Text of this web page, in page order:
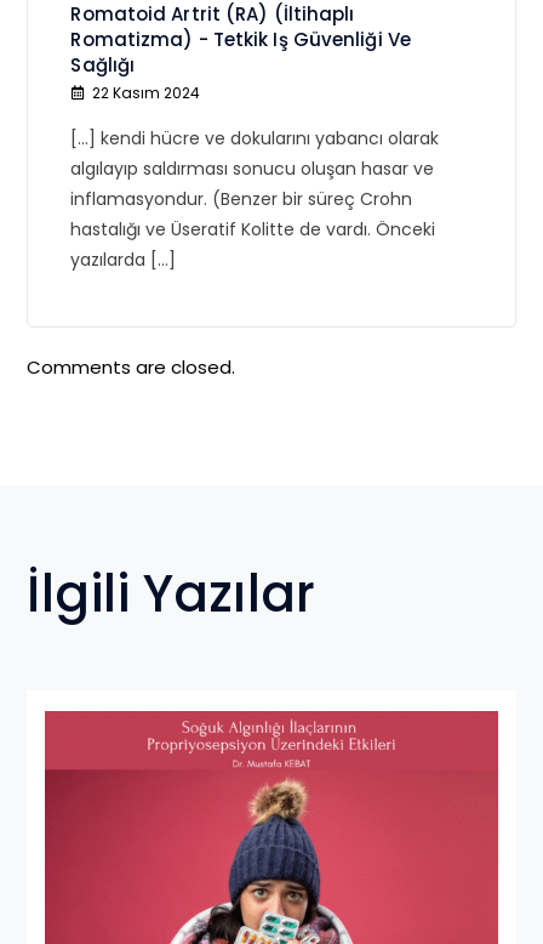
Romatoid Artrit (RA) (İltihaplı
Romatizma) - Tetkik Iş Güvenliği Ve
Sağlığı
22 Kasım 2024
[…] kendi hücre ve dokularını yabancı olarak
algılayıp saldırması sonucu oluşan hasar ve
inflamasyondur. (Benzer bir süreç Crohn
hastalığı ve Üseratif Kolitte de vardı. Önceki
yazılarda […]
Comments are closed.
İlgili Yazılar